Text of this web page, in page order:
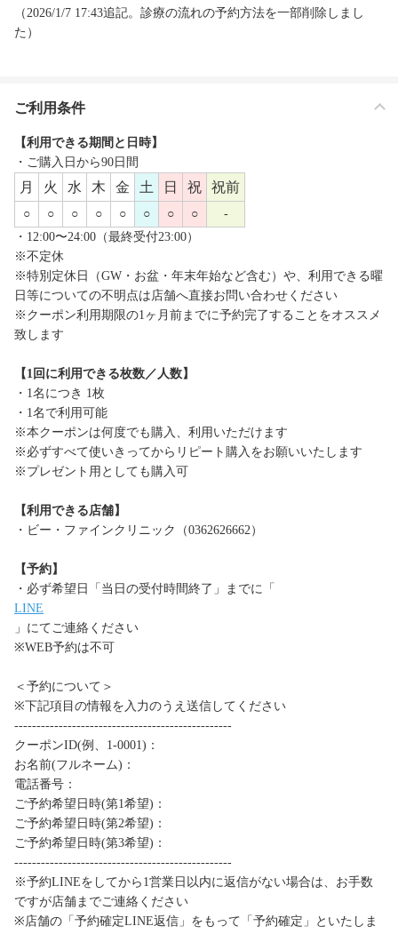
（2026/1/7 17:43追記。診療の流れの予約方法を一部削除しまし
た）
ご利用条件
【利用できる期間と日時】
・ご購入日から90日間
月 火 水 木 金 土 日 祝 祝前
○ ○ ○ ○ ○ ○ ○ ○
-
・12:00〜24:00（最終受付23:00）
※不定休
※特別定休日（GW・お盆・年末年始など含む）や、利用できる曜
日等についての不明点は店舗へ直接お問い合わせください
※クーポン利用期限の1ヶ月前までに予約完了することをオススメ
致します
【1回に利用できる枚数／人数】
・1名につき 1枚
・1名で利用可能
※本クーポンは何度でも購入、利用いただけます
※必ずすべて使いきってからリピート購入をお願いいたします
※プレゼント用としても購入可
【利用できる店舗】
・ビー・ファインクリニック（0362626662）
【予約】
・必ず希望日「当日の受付時間終了」までに「
LINE
」にてご連絡ください
※WEB予約は不可
＜予約について＞
※下記項目の情報を入力のうえ送信してください
-------------------------------------------------
クーポンID(例、1-0001)：
お名前(フルネーム)：
電話番号：
ご予約希望日時(第1希望)：
ご予約希望日時(第2希望)：
ご予約希望日時(第3希望)：
-------------------------------------------------
※予約LINEをしてから1営業日以内に返信がない場合は、お手数
ですが店舗までご連絡ください
※店舗の「予約確定LINE返信」をもって「予約確定」といたしま